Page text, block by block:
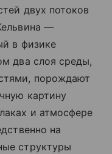
двух потоков
—
в физике
два слоя среды,
порождают
картину
и атмосфере
на
структуры